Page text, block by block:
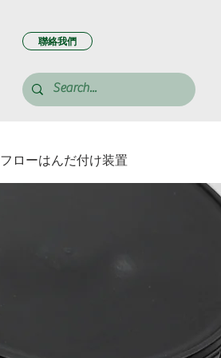
聯絡我們
フローはんだ付け装置